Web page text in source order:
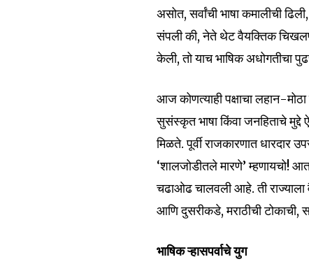
6,300
असोत, सर्वांची भाषा कमालीची
संपली की, नेते थेट वैयक्तिक
केली, तो याच भाषिक अधोगतीचा
आज कोणत्याही पक्षाचा लहान-मोठा
सुसंस्कृत भाषा किंवा जनहिताचे मुद्दे
मिळते. पूर्वी राजकारणात धारदार
‘शालजोडीतले मारणे’ म्हणायचो!
चढाओढ चालवली आहे. ती राज्याला
आणि दुसरीकडे, मराठीची
भाषिक ऱ्हासपर्वाचे युग